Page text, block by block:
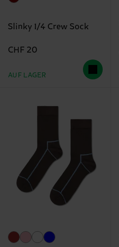
Slinky 1/4 Crew Sock
CHF 20
AUF LAGER